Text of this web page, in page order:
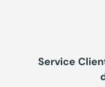
Service